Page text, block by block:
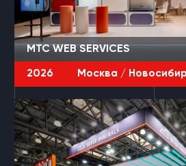
МТС WEB SERVICES
2026 Москва /